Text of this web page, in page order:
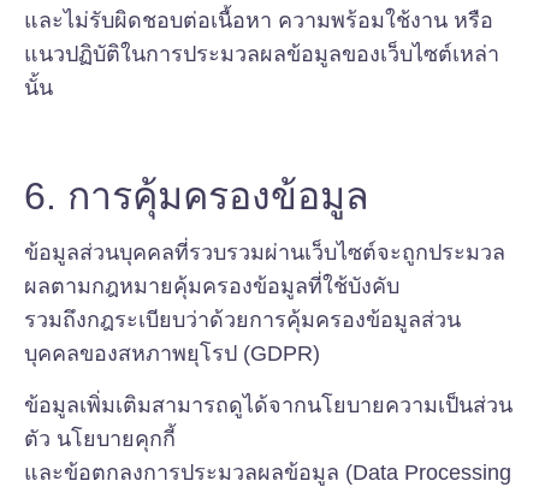
และไม่รับผิดชอบต่อเนื้อหา ความพร้อมใช้งาน หรือ
แนวปฏิบัติในการประมวลผลข้อมูลของเว็บไซต์เหล่า
นั้น
6. การคุ้มครองข้อมูล
ข้อมูลส่วนบุคคลที่รวบรวมผ่านเว็บไซต์จะถูกประมวล
ผลตามกฎหมายคุ้มครองข้อมูลที่ใช้บังคับ
รวมถึงกฎระเบียบว่าด้วยการคุ้มครองข้อมูลส่วน
บุคคลของสหภาพยุโรป (GDPR)
ข้อมูลเพิ่มเติมสามารถดูได้จากนโยบายความเป็นส่วน
ตัว นโยบายคุกกี้
และข้อตกลงการประมวลผลข้อมูล (Data Processing